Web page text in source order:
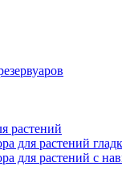
растений
для растений
для растений с